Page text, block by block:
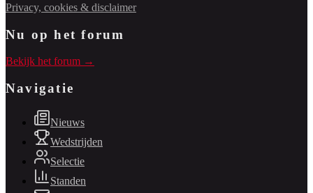
Privacy, cookies & disclaimer
Nu op het forum
Bekijk het forum →
Navigatie
Nieuws
Wedstrijden
Selectie
Standen